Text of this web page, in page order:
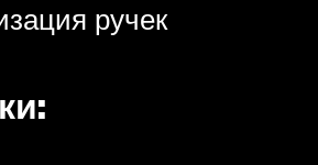
ручек